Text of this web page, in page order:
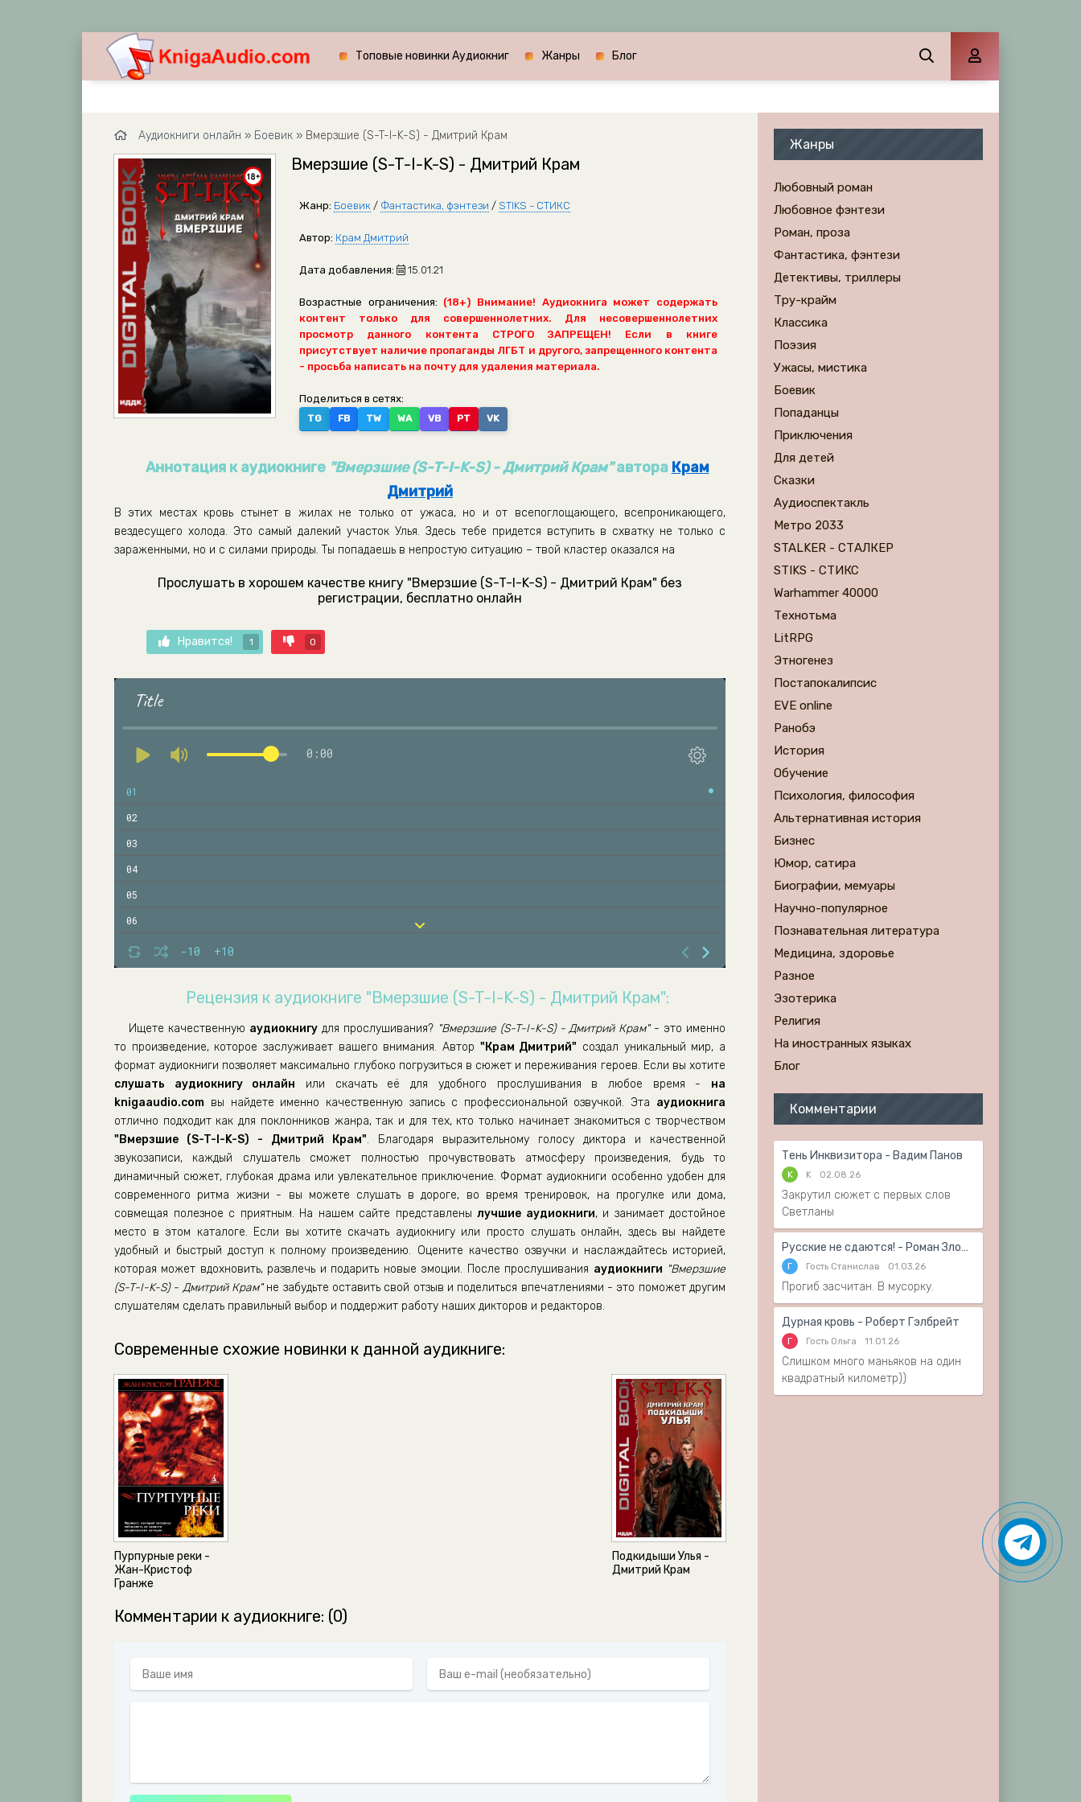
Топовые новинки Аудиокниг Жанры Блог
Аудиокниги онлайн » Боевик » Вмерзшие (S-T-I-K-S) - Дмитрий Крам
Вмерзшие (S-T-I-K-S) - Дмитрий Крам
Жанр: Боевик / Фантастика, фэнтези / STIKS - СТИКС
Автор: Крам Дмитрий
Дата добавления: 15.01.21
Возрастные ограничения: (18+) Внимание! Аудиокнига может содержать
контент только для совершеннолетних. Для несовершеннолетних
просмотр данного контента СТРОГО ЗАПРЕЩЕН! Если в книге
присутствует наличие пропаганды ЛГБТ и другого, запрещенного контента
- просьба написать на почту для удаления материала.
Поделиться в сетях:
TG FB TW WA VB PT VK
Аннотация к аудиокниге "Вмерзшие (S-T-I-K-S) - Дмитрий Крам"автора Крам
Дмитрий
В этих местах кровь стынет в жилах не только от ужаса, но и от всепоглощающего, всепроникающего,
вездесущего холода. Это самый далекий участок Улья. Здесь тебе придется вступить в схватку не только с
зараженными, но и с силами природы. Ты попадаешь в непростую ситуацию – твой кластер оказался на
Прослушать в хорошем качестве книгу "Вмерзшие (S-T-I-K-S) - Дмитрий Крам" без
регистрации, бесплатно онлайн
Нравится! 1 0
Title
0:00
-10 +10
01
02
03
04
05
06
07
08
10
11
12
13
14
16
17
18
19
20
21
23
24
25
26
27
28
30
31
32
33
36
Рецензия к аудиокниге "Вмерзшие (S-T-I-K-S) - Дмитрий Крам":
Ищете качественную аудиокнигу для прослушивания? "Вмерзшие (S-T-I-K-S) - Дмитрий Крам"- это именно
то произведение, которое заслуживает вашего внимания. Автор "Крам Дмитрий" создал уникальный мир, а
формат аудиокниги позволяет максимально глубоко погрузиться в сюжет и переживания героев. Если вы хотите
слушать аудиокнигу онлайн или скачать её для удобного прослушивания в любое время - на
knigaaudio.com вы найдете именно качественную запись с профессиональной озвучкой. Эта аудиокнига
отлично подходит как для поклонников жанра, так и для тех, кто только начинает знакомиться с творчеством
"Вмерзшие (S-T-I-K-S) - Дмитрий Крам". Благодаря выразительному голосу диктора и качественной
звукозаписи, каждый слушатель сможет полностью прочувствовать атмосферу произведения, будь то
динамичный сюжет, глубокая драма или увлекательное приключение. Формат аудиокниги особенно удобен для
современного ритма жизни - вы можете слушать в дороге, во время тренировок, на прогулке или дома,
совмещая полезное с приятным. На нашем сайте представлены лучшие аудиокниги, и занимает достойное
место в этом каталоге. Если вы хотите скачать аудиокнигу или просто слушать онлайн, здесь вы найдете
удобный и быстрый доступ к полному произведению. Оцените качество озвучки и наслаждайтесь историей,
которая может вдохновить, развлечь и подарить новые эмоции. После прослушивания аудиокниги "Вмерзшие
(S-T-I-K-S) - Дмитрий Крам"не забудьте оставить свой отзыв и поделиться впечатлениями - это поможет другим
слушателям сделать правильный выбор и поддержит работу наших дикторов и редакторов.
Современные схожие новинки к данной аудикниге:
Пурпурные реки -
Жан-Кристоф
Гранже
Подкидыши Улья -
Дмитрий Крам
Комментарии к аудиокниге: (0)
Жанры
Любовный роман
Любовное фэнтези
Роман, проза
Фантастика, фэнтези
Детективы, триллеры
Тру-крайм
Классика
Поэзия
Ужасы, мистика
Боевик
Попаданцы
Приключения
Для детей
Сказки
Аудиоспектакль
Метро 2033
STALKER - СТАЛКЕР
STIKS - СТИКС
Warhammer 40000
Технотьма
LitRPG
Этногенез
Постапокалипсис
EVE online
Ранобэ
История
Обучение
Психология, философия
Альтернативная история
Бизнес
Юмор, сатира
Биографии, мемуары
Научно-популярное
Познавательная литература
Медицина, здоровье
Разное
Эзотерика
Религия
На иностранных языках
Блог
Комментарии
Тень Инквизитора - Вадим Панов
K K 02.08.26
Закрутил сюжет с первых слов
Светланы
Русские не сдаются! - Роман Злотников
Г Гость Станислав 01.03.26
Прогиб засчитан. В мусорку.
Дурная кровь - Роберт Гэлбрейт
Г Гость Ольга 11.01.26
Слишком много маньяков на один
квадратный километр))